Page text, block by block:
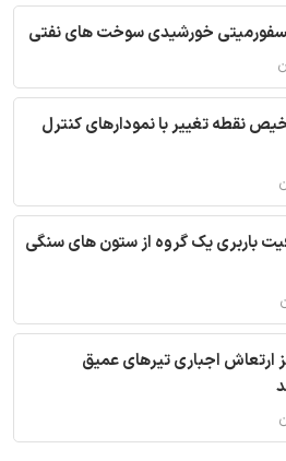
خورشیدی سوخت های نفتی
نقطه تغییر با نمودارهای کنترل
باربری یک گروه از ستون های سنگی
ارتعاش اجباری تیرهای عمیق